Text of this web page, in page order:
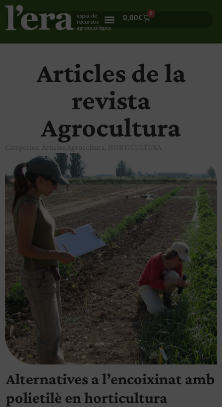
0,00€
0
Articles de la
revista
Agrocultura
Alternatives a l’encoixinat amb
polietilè en horticultura